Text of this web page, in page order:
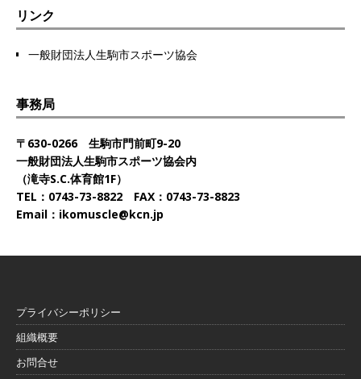
リンク
一般財団法人生駒市スポーツ協会
事務局
〒630-0266 生駒市門前町9-20
一般財団法人生駒市スポーツ協会内
（滝寺S.C.体育館1F）
TEL：0743-73-8822 FAX：0743-73-8823
Email：ikomuscle@kcn.jp
プライバシーポリシー
組織概要
お問合せ